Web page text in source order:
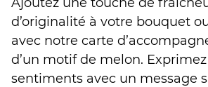
d’originalité à votre bouquet
avec notre carte
d’un motif de melon.
sentiments avec un message